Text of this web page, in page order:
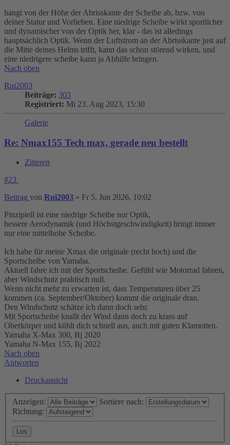
hangt von der Höhe der Abrisskante der Scheibe ab, bzw. von
deiner Statur und Vorlieben. Eine niedrige Scheibe wirkt sportlicher
und dynamischer von der Optik her, klar - das ist alledings
hauptsächlich Optik. Wenn der Luftstrom an der Abrisskante just auf
die Mitte deines Helms trifft, kann das schon störend wirken, und
eine niedrigere scheibe kann ja Abhilfe bringen.
Nach oben
Rui2003
Beiträge: 303
Registriert: Mi 23. Aug 2023, 15:30
Galerie
Re: Nmax155 Tech max, gerade neu bestellt
Zitieren
#23
Beitrag von Rui2003 » Fr 5. Jun 2026, 10:02
Pinzipiell ist eine niedrige Scheibe nur Optik,
bessere Aerodynamik (und Höchstgeschwindigkeit) bringt immer
nur eine mittelhohe Scheibe.
Ich habe für meine Xmax die originale (recht hoch) und die
Sportscheibe von Yamaha.
Aktuell fahre ich mit der Sportscheibe. Gefühl wie Motorrad fahren,
aber Windschutz praktisch null.
Wenn nicht mehr zu erwarten ist, dass Temperaturen über 25
kommen (ca. September/Oktober) kommt die originale dran.
Den Windschutz schätze ich dann doch sehr.
Mit Sportscheibe knallt der Wind dann doch zu krass auf
Oberkörper und kühlt dich schnell aus, auch mit guten Klamotten.
Yamaha X-Max 300, Bj 2020
Yamaha N-Max 155, Bj 2022
Nach oben
Antworten
Druckansicht
Anzeigen:
Sortiere nach:
Richtung: